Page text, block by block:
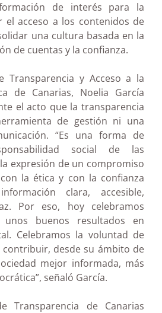
de interés para la
el acceso a los contenidos de
una cultura basada en la
de cuentas y la confianza.
Transparencia y Acceso a la
de Canarias, Noelia García
el acto que la transparencia
de gestión ni una
“Es una forma de
social de las
expresión de un compromiso
la ética y con la confianza
clara, accesible,
Por eso, hoy celebramos
buenos resultados en
Celebramos la voluntad de
contribuir, desde su ámbito de
mejor informada, más
señaló García.
Transparencia de Canarias